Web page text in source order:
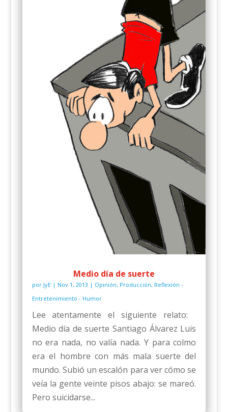
Medio día de suerte
por JyE| Nov 1, 2013 | Opinión, Producción, Reflexión -
Entretenimiento - Humor
Lee atentamente el siguiente relato:
Medio día de suerte Santiago Álvarez Luis
no era nada, no valía nada. Y para colmo
era el hombre con más mala suerte del
mundo. Subió un escalón para ver cómo se
veía la gente veinte pisos abajo: se mareó.
Pero suicidarse...